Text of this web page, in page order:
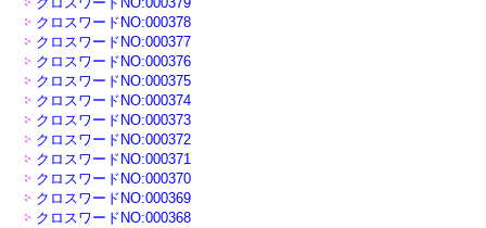
クロスワードNO:000378
クロスワードNO:000377
クロスワードNO:000376
クロスワードNO:000375
クロスワードNO:000374
クロスワードNO:000373
クロスワードNO:000372
クロスワードNO:000371
クロスワードNO:000370
クロスワードNO:000369
クロスワードNO:000368